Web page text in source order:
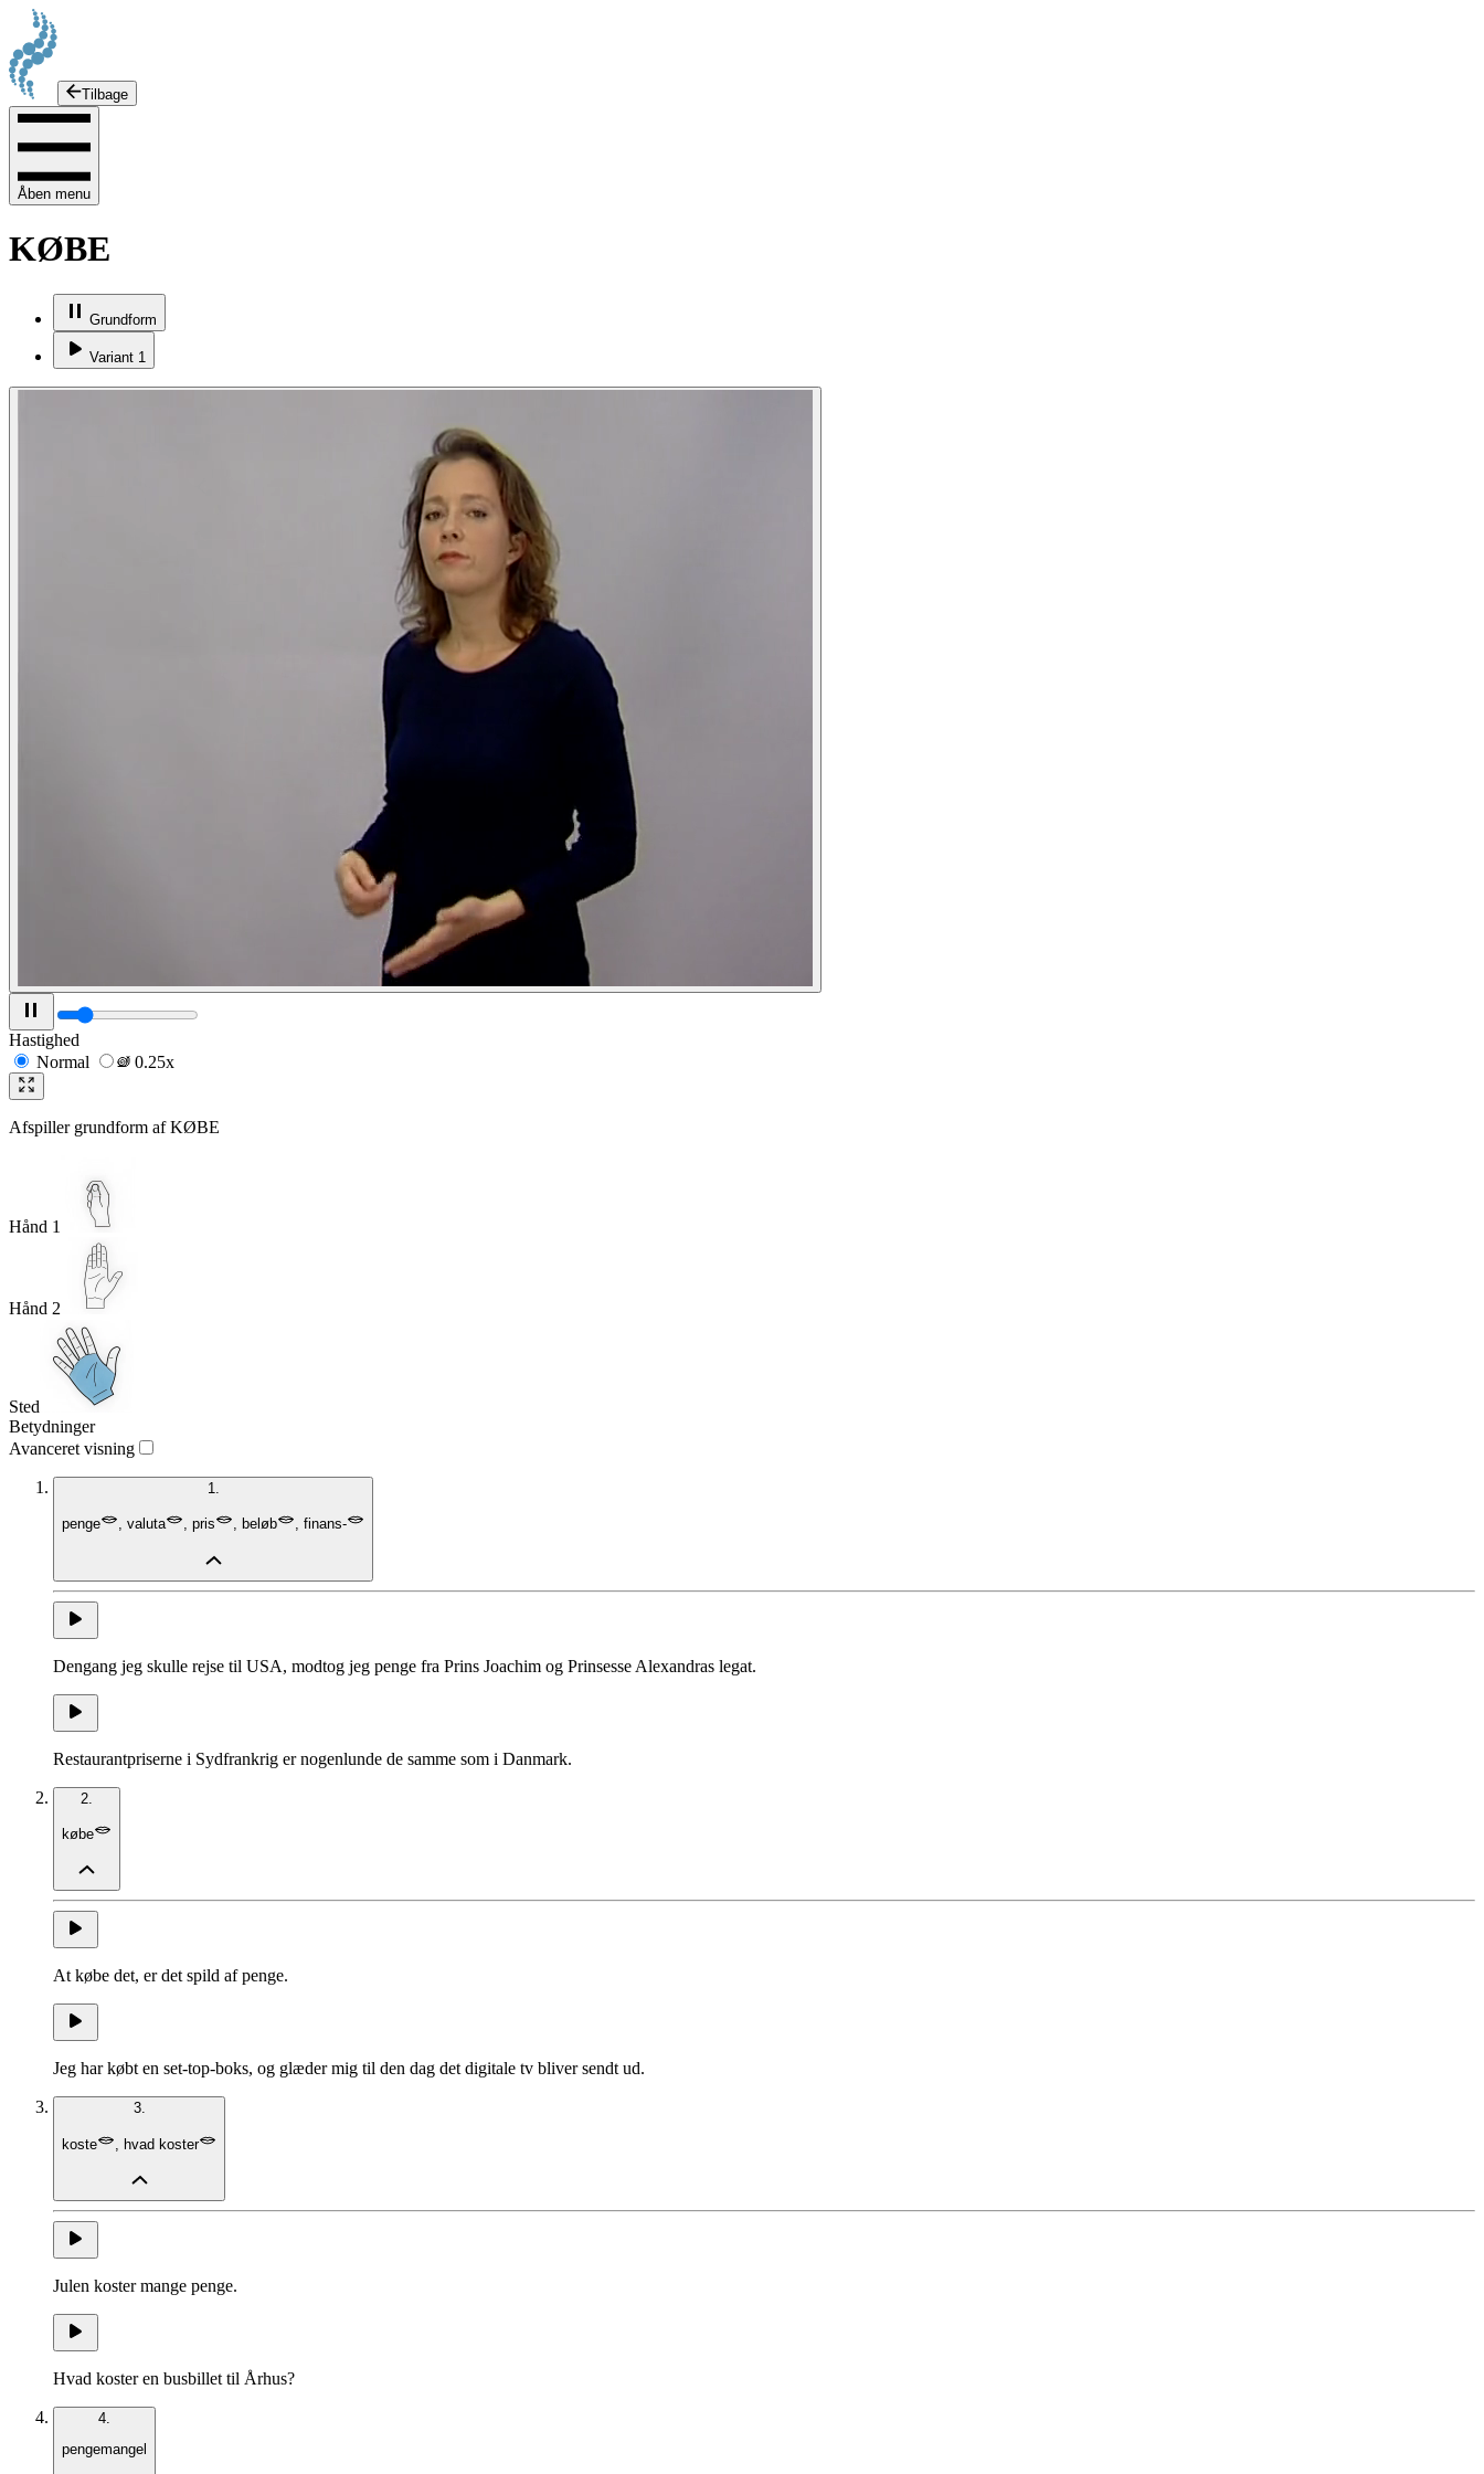
Tilbage
Åben menu
KØBE
Grundform
Variant 1
Hastighed
Normal
0.25x
Afspiller grundform afKØBE
Hånd 1
Hånd 2
Sted
Betydninger
Avanceret visning
1.
penge , valuta , pris , beløb , finans-
Dengang jeg skulle rejse til USA, modtog jeg penge fra Prins Joachim og Prinsesse Alexandras legat.
Restaurantpriserne i Sydfrankrig er nogenlunde de samme som i Danmark.
2.
købe
At købe det, er det spild af penge.
Jeg har købt en set-top-boks, og glæder mig til den dag det digitale tv bliver sendt ud.
3.
koste hvad koster
Julen koster mange penge.
Hvad koster en busbillet til Århus?
4.
pengemangel